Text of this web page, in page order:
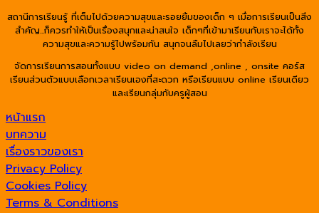
สถานีการเรียนรู้ ที่เต็มไปด้วยความสุขและรอยยิ้มของเด็ก ๆ เมื่อการเรียนเป็นสิ่ง
สำคัญ...ก็ควรทำให้เป็นเรื่องสนุกและน่าสนใจ เด็กๆที่เข้ามาเรียนกับเราจะได้ทั้ง
ความสุขและความรู้ไปพร้อมกัน สนุกจนลืมไปเลยว่ากำลังเรียน
จัดการเรียนการสอนทั้งแบบ video on demand ,online , onsite คอร์ส
เรียนส่วนตัวแบบเลือกเวลาเรียนเองที่สะดวก หรือเรียนแบบ online เรียนเดียว
และเรียนกลุ่มกับครูผู้สอน
หน้าแรก
บทความ
เรื่องราวของเรา
Privacy Policy
Cookies Policy
Terms & Conditions